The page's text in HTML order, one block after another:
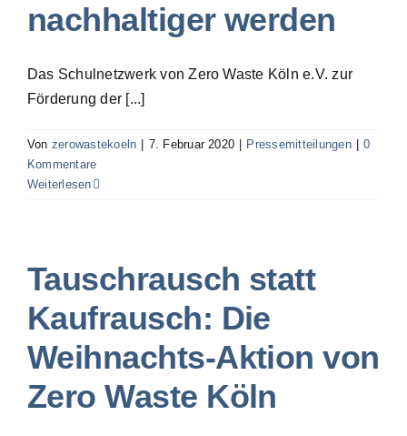
nachhaltiger werden
Das Schulnetzwerk von Zero Waste Köln e.V. zur
Förderung der [...]
Von zerowastekoeln 7. Februar 2020 Pressemitteilungen
0
Kommentare
Weiterlesen
Tauschrausch statt
Kaufrausch: Die
Weihnachts-Aktion von
Zero Waste Köln